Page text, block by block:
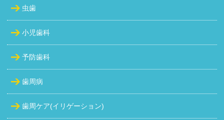
虫歯
小児歯科
予防歯科
歯周病
歯周ケア(イリゲーション)